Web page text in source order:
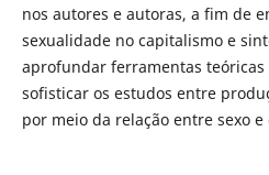
nos autores e autoras, a fim de
sexualidade no capitalismo e
aprofundar ferramentas teóricas
sofisticar os estudos entre
por meio da relação entre sexo